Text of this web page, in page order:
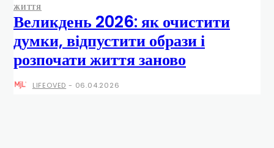
ЖИТТЯ
Великдень 2026: як очистити
думки, відпустити образи і
розпочати життя заново
LIFEOVED - 06.04.2026